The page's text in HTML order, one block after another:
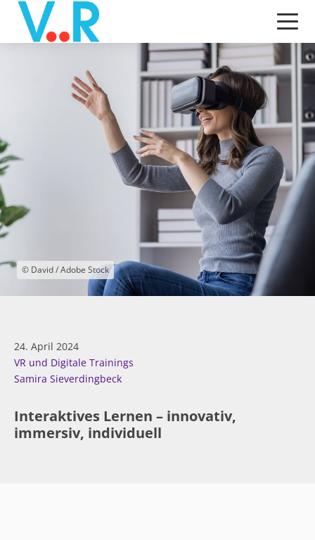
© David / Adobe Stock
24. April 2024
VR und Digitale Trainings
Samira Sieverdingbeck
Interaktives Lernen – innovativ,
immersiv, individuell